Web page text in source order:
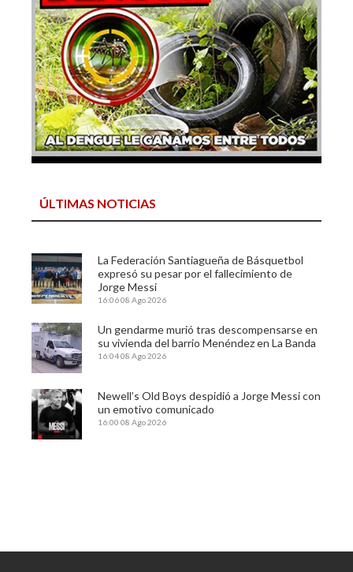
ÚLTIMAS NOTICIAS
La Federación Santiagueña de Básquetbol
expresó su pesar por el fallecimiento de
Jorge Messi
16:0608 Ago 2026
Un gendarme murió tras descompensarse en
su vivienda del barrio Menéndez en La Banda
16:0408 Ago 2026
Newell’s Old Boys despidió a Jorge Messi con
un emotivo comunicado
16:00 08 Ago 2026